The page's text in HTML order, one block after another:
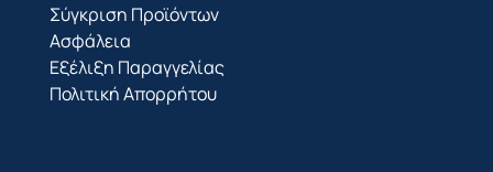
Σύγκριση Προϊόντων
Ασφάλεια
Εξέλιξη Παραγγελίας
Πολιτική Απορρήτου